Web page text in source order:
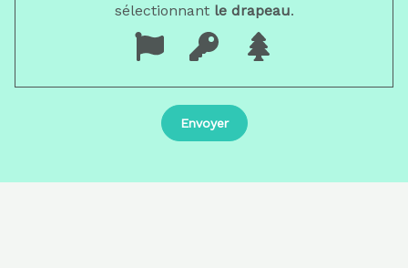
sélectionnantle drapeau.